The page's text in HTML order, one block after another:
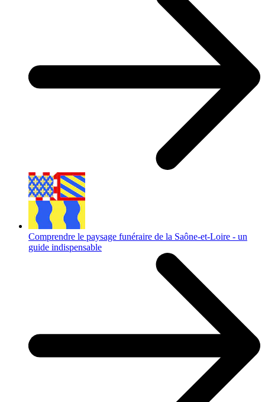
Comprendre le paysage funéraire de la Saône-et-Loire - un
guide indispensable